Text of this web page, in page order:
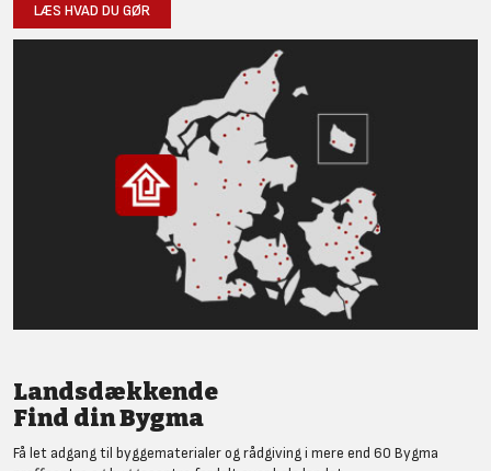
LÆS HVAD DU GØR
Landsdækkende
Find din Bygma
Få let adgang til byggematerialer og rådgiving i mere end 60 Bygma